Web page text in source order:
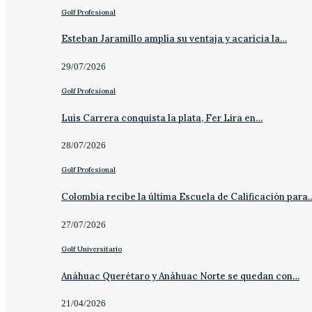
Golf Profesional
Esteban Jaramillo amplía su ventaja y acaricia la…
29/07/2026
Golf Profesional
Luis Carrera conquista la plata, Fer Lira en…
28/07/2026
Golf Profesional
Colombia recibe la última Escuela de Calificación
27/07/2026
Golf Universitario
Anáhuac Querétaro y Anáhuac Norte se quedan con…
21/04/2026